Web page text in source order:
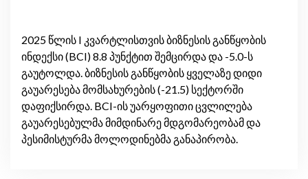
2025 წლის I კვარტლისთვის ბიზნესის განწყობის
ინდექსი (BCI) 8.8 პუნქტით შემცირდა და -5.0-ს
გაუტოლდა. ბიზნესის განწყობის ყველაზე დიდი
გაუარესება მომსახურების (-21.5) სექტორში
დაფიქსირდა. BCI-ის უარყოფითი ცვლილება
გაუარესებულმა მიმდინარე მდგომარეობამ და
პესიმისტურმა მოლოდინებმა განაპირობა.